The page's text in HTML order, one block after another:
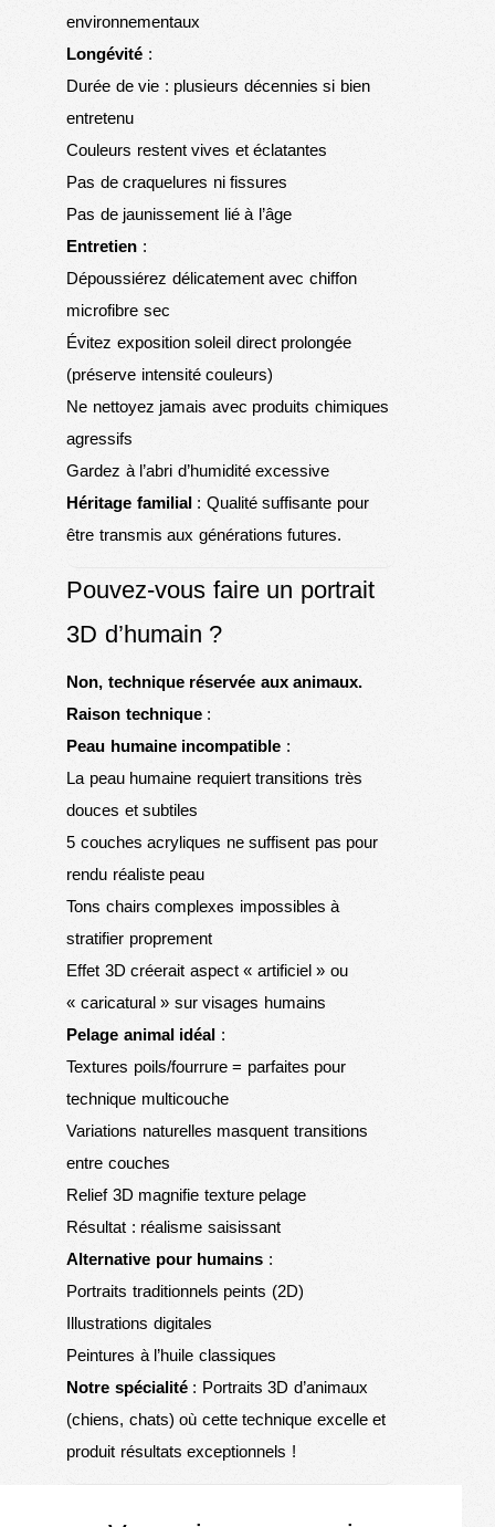
environnementaux
Longévité :
Durée de vie : plusieurs décennies si bien
entretenu
Couleurs restent vives et éclatantes
Pas de craquelures ni fissures
Pas de jaunissement lié à l’âge
Entretien :
Dépoussiérez délicatement avec chiffon
microfibre sec
Évitez exposition soleil direct prolongée
(préserve intensité couleurs)
Ne nettoyez jamais avec produits chimiques
agressifs
Gardez à l’abri d’humidité excessive
Héritage familial: Qualité suffisante pour
être transmis aux générations futures.
Pouvez-vous faire un portrait
3D d’humain ?
Non, technique réservée aux animaux.
Raison technique:
Peau humaine incompatible :
La peau humaine requiert transitions très
douces et subtiles
5 couches acryliques ne suffisent pas pour
rendu réaliste peau
Tons chairs complexes impossibles à
stratifier proprement
Effet 3D créerait aspect « artificiel » ou
« caricatural » sur visages humains
Pelage animal idéal :
Textures poils/fourrure = parfaites pour
technique multicouche
Variations naturelles masquent transitions
entre couches
Relief 3D magnifie texture pelage
Résultat : réalisme saisissant
Alternative pour humains :
Portraits traditionnels peints (2D)
Illustrations digitales
Peintures à l’huile classiques
Notre spécialité: Portraits 3D d’animaux
(chiens, chats) où cette technique excelle et
produit résultats exceptionnels !